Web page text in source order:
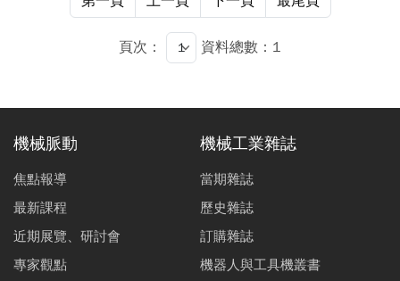
重複、可追溯的遠端驗證流程，相較僅依通用
NC（Numerical Control）解譯器之幾何模擬，更能降低
試切成本與撞機風險，強化智慧製造場域之導入效益。
頁次： 資料總數：1
機械脈動
焦點報導
最新課程
近期展覽、研討會
專家觀點
機械工業雜誌
當期雜誌
歷史雜誌
訂購雜誌
機器人與工具機叢書